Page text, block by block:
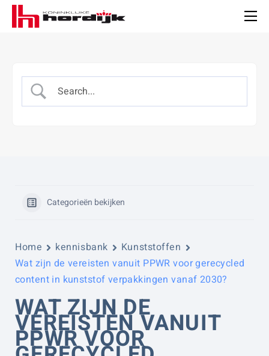
Koninklijke
Hordijk
Categorieën bekijken
Home kennisbank
Kunststoffen
Wat zijn de vereisten vanuit PPWR voor gerecycled
content in kunststof verpakkingen vanaf 2030?
WAT ZIJN DE
VEREISTEN VANUIT
PPWR VOOR